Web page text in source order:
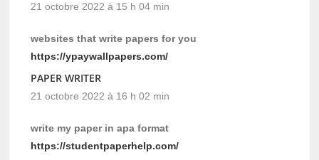
21 octobre 2022 à 15 h 04 min
websites that write papers for you
https://ypaywallpapers.com/
PAPER WRITER
21 octobre 2022 à 16 h 02 min
write my paper in apa format
https://studentpaperhelp.com/